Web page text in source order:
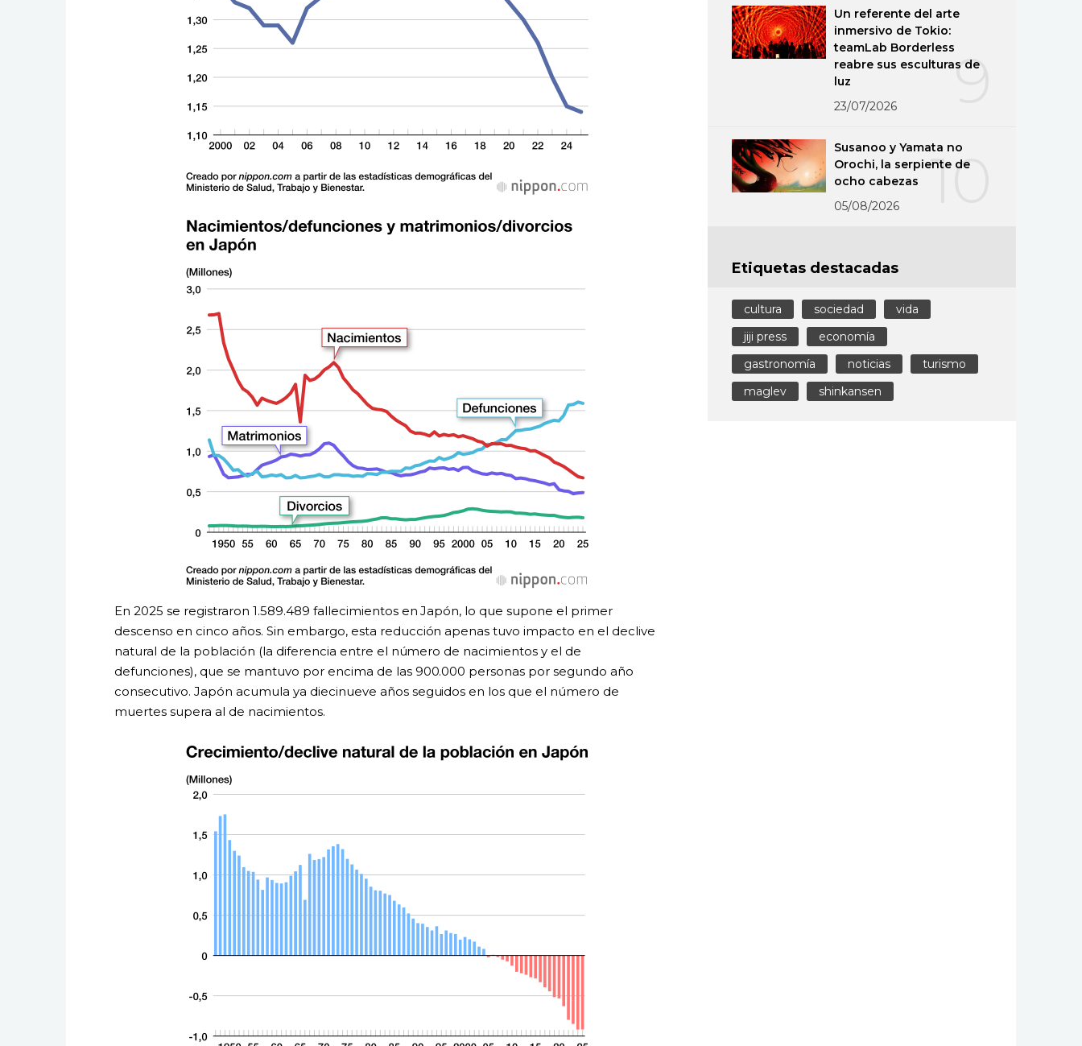
En 2025 se registraron 1.589.489 fallecimientos en Japón, lo que supone el primer
descenso en cinco años. Sin embargo, esta reducción apenas tuvo impacto en el declive
natural de la población (la diferencia entre el número de nacimientos y el de
defunciones), que se mantuvo por encima de las 900.000 personas por segundo año
consecutivo. Japón acumula ya diecinueve años seguidos en los que el número de
muertes supera al de nacimientos.
9
Un referente del arte
inmersivo de Tokio:
teamLab Borderless
reabre sus esculturas de
luz
23/07/2026
10
Susanoo y Yamata no
Orochi, la serpiente de
ocho cabezas
05/08/2026
Etiquetas destacadas
cultura sociedad
vida
jiji press
economía
gastronomía
noticias
turismo
maglev
shinkansen